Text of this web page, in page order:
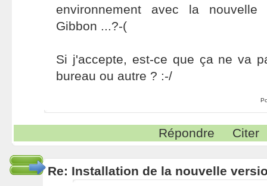
environnement avec la
Gibbon ...?-(
Si j'accepte, est-ce que ça ne va
bureau ou autre ? :-/
Répondre Citer
Re: Installation de la nouvelle